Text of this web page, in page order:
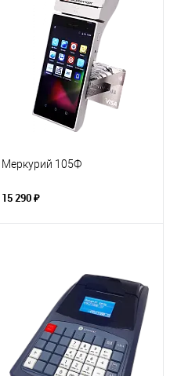
Меркурий 105Ф
15 290 ₽